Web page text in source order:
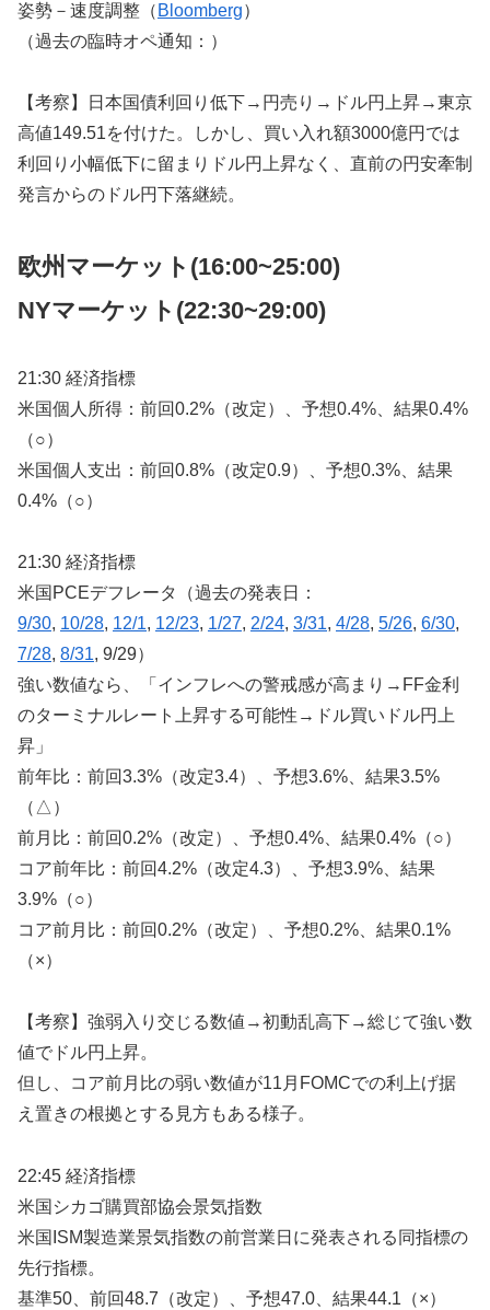
姿勢－速度調整（ Bloomberg）
（過去の臨時オペ通知：）
【考察】日本国債利回り低下→円売り→ドル円上昇→東京
高値149.51を付けた。しかし、買い入れ額3000億円では
利回り小幅低下に留まりドル円上昇なく、直前の円安牽制
発言からのドル円下落継続。
欧州マーケット(16:00~25:00)
NYマーケット (22:30~29:00)
21:30 経済指標
米国個人所得：前回0.2%（改定）、予想0.4%、結果0.4%
（○）
米国個人支出：前回0.8%（改定0.9）、予想0.3%、結果
0.4%（○）
21:30 経済指標
米国PCEデフレータ（過去の発表日：
9/30, 10/28, 12/1, 12/23, 1/27, 2/24, 3/31, 4/28, 5/26, 6/30,
7/28, 8/31, 9/29）
強い数値なら、「インフレへの警戒感が高まり→FF金利
のターミナルレート上昇する可能性→ドル買いドル円上
昇」
前年比：前回3.3%（改定3.4）、予想3.6%、結果3.5%
（△）
前月比：前回0.2%（改定）、予想0.4%、結果0.4%（○）
コア前年比：前回4.2%（改定4.3）、予想3.9%、結果
3.9%（○）
コア前月比：前回0.2%（改定）、予想0.2%、結果0.1%
（×）
【考察】強弱入り交じる数値→初動乱高下→総じて強い数
値でドル円上昇。
但し、コア前月比の弱い数値が11月FOMCでの利上げ据
え置きの根拠とする見方もある様子。
22:45 経済指標
米国シカゴ購買部協会景気指数
米国ISM製造業景気指数の前営業日に発表される同指標の
先行指標。
基準50、前回48.7（改定）、予想47.0、結果44.1（×）